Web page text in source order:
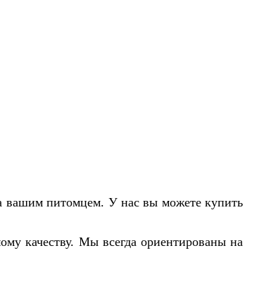
вашим питомцем. У нас вы можете купить
качеству. Мы всегда ориентированы на